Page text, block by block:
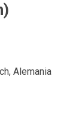
Alemania